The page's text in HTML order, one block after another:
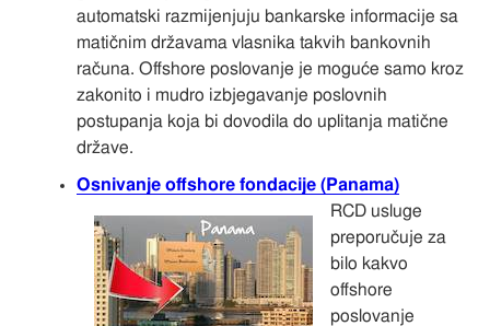
automatski razmijenjuju bankarske informacije sa
matičnim državama vlasnika takvih bankovnih
računa. Offshore poslovanje je moguće samo kroz
zakonito i mudro izbjegavanje poslovnih
postupanja koja bi dovodila do uplitanja matične
države.
Osnivanje offshore fondacije (Panama)
RCD usluge
preporučuje za
bilo kakvo
offshore
poslovanje